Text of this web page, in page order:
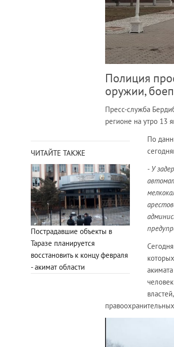
Полиция
оружии,
Пресс-служба
регионе на утро 13
ЧИТАЙТЕ ТАКЖЕ
Пострадавшие объекты в
Таразе планируется
восстановить к концу февраля
- акимат области
По
- У